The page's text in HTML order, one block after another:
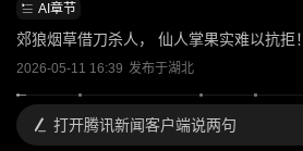
AI章节
郊狼烟草借刀杀人， 仙人掌果实难以抗拒！
2026-05-11 16:39 发布于湖北
打开腾讯新闻客户端说两句